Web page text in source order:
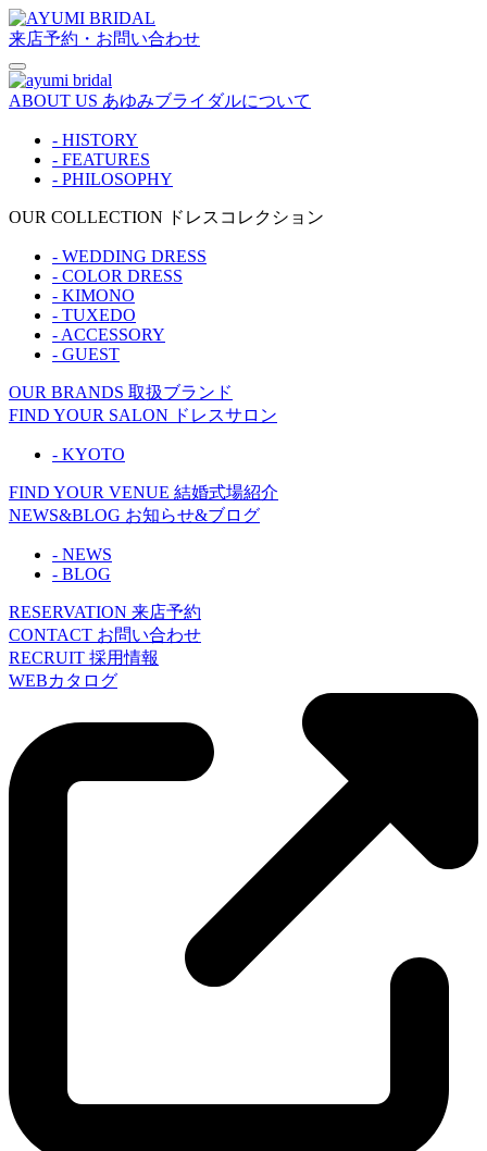
来店予約・お問い合わせ
ABOUT US あゆみブライダルについて
- HISTORY
- FEATURES
- PHILOSOPHY
OUR COLLECTION ドレスコレクション
- WEDDING DRESS
- COLOR DRESS
- KIMONO
- TUXEDO
- ACCESSORY
- GUEST
OUR BRANDS 取扱ブランド
FIND YOUR SALON ドレスサロン
- KYOTO
FIND YOUR VENUE 結婚式場紹介
NEWS&BLOG お知らせ&ブログ
- NEWS
- BLOG
RESERVATION 来店予約
CONTACT お問い合わせ
RECRUIT 採用情報
WEBカタログ